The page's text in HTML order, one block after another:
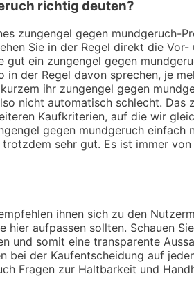
richtig deuten?
zungengel gegen mundgeruch-
Sie in der Regel direkt die
ein zungengel gegen
der Regel davon sprechen, je
ihr zungengel gegen
nicht automatisch schlecht.
Kaufkriterien, auf die wir
gegen mundgeruch
sehr gut. Es ist immer
ihnen sich zu den
aufpassen sollten. Schauen
und somit eine transparente
bei der Kaufentscheidung auf
Fragen zur Haltbarkeit und